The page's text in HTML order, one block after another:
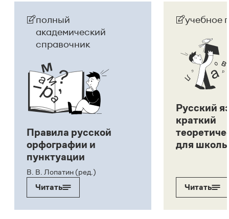
полный
академический
справочник
Правила русской
орфографии и
пунктуации
В. В. Лопатин (ред.)
Читать
учебное
Русский
краткий
для
Читать